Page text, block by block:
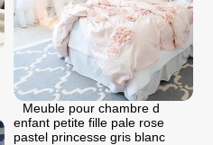
Meuble pour chambre d
enfant petite fille pale rose
pastel princesse gris blanc